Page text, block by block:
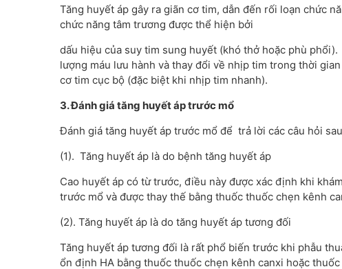
Tăng huyết áp gây ra giãn cơ tim, dẫn đến rối loạn chức
chức năng tâm trương được thể hiện bởi
dấu hiệu của suy tim sung huyết (khó thở hoặc phù
lượng máu lưu hành và thay đổi về nhịp tim trong thời
cơ tim cục bộ (đặc biệt khi nhịp tim nhanh).
3. Đánh giá tăng huyết áp trước mổ
Đánh giá tăng huyết áp trước mổ để trả lời các câu hỏi
(1). Tăng huyết áp là do bệnh tăng huyết áp
Cao huyết áp có từ trước, điều này được xác định khi
trước mổ và được thay thế bằng thuốc thuốc chẹn kênh
(2). Tăng huyết áp là do tăng huyết áp tương đối
Tăng huyết áp tương đối là rất phổ biến trước khi phẫu
ổn định HA bằng thuốc thuốc chẹn kênh canxi hoặc